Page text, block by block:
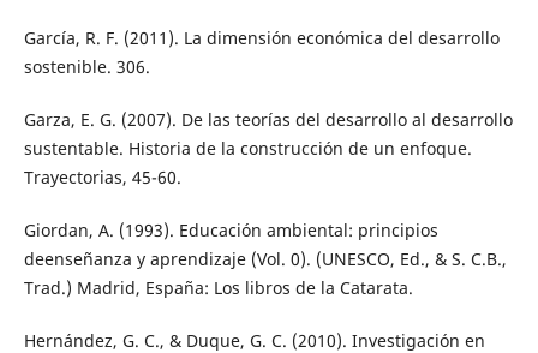
García, R. F. (2011). La dimensión económica del desarrollo
sostenible. 306.
Garza, E. G. (2007). De las teorías del desarrollo al desarrollo
sustentable. Historia de la construcción de un enfoque.
Trayectorias, 45-60.
Giordan, A. (1993). Educación ambiental: principios
deenseñanza y aprendizaje (Vol. 0). (UNESCO, Ed., & S. C.B.,
Trad.) Madrid, España: Los libros de la Catarata.
Hernández, G. C., & Duque, G. C. (2010). Investigación en